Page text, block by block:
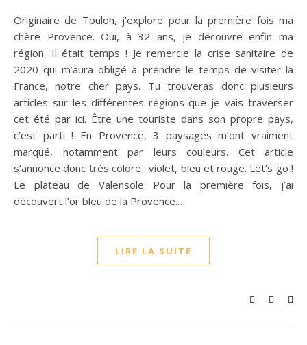
Originaire de Toulon, j’explore pour la première fois ma
chère Provence. Oui, à 32 ans, je découvre enfin ma
région. Il était temps ! Je remercie la crise sanitaire de
2020 qui m’aura obligé à prendre le temps de visiter la
France, notre cher pays. Tu trouveras donc plusieurs
articles sur les différentes régions que je vais traverser
cet été par ici. Être une touriste dans son propre pays,
c’est parti ! En Provence, 3 paysages m’ont vraiment
marqué, notamment par leurs couleurs. Cet article
s’annonce donc très coloré : violet, bleu et rouge. Let’s go !
Le plateau de Valensole Pour la première fois, j’ai
découvert l’or bleu de la Provence.…
LIRE LA SUITE